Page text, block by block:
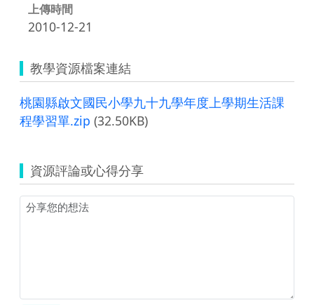
上傳時間
2010-12-21
教學資源檔案連結
桃園縣啟文國民小學九十九學年度上學期生活課
程學習單.zip (32.50KB)
資源評論或心得分享